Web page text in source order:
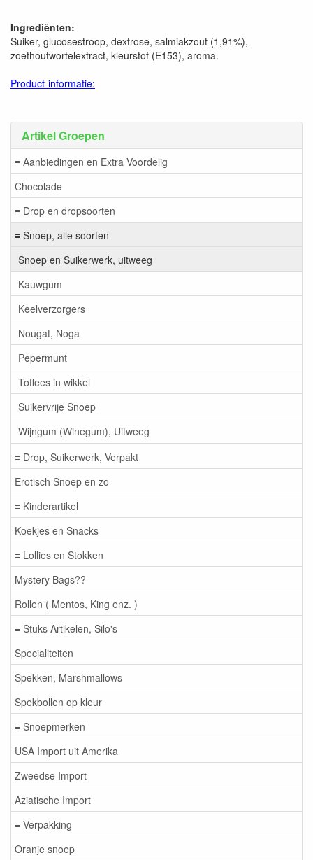
Artikel Groepen
≡ Aanbiedingen en Extra Voordelig
Chocolade
≡ Drop en dropsoorten
≡ Snoep, alle soorten
Snoep en Suikerwerk, uitweeg
Kauwgum
Keelverzorgers
Nougat, Noga
Pepermunt
Toffees in wikkel
Suikervrije Snoep
Wijngum (Winegum), Uitweeg
≡ Drop, Suikerwerk, Verpakt
Erotisch Snoep en zo
≡ Kinderartikel
Koekjes en Snacks
≡ Lollies en Stokken
Mystery Bags??
Rollen ( Mentos, King enz. )
≡ Stuks Artikelen, Silo's
Specialiteiten
Spekken, Marshmallows
Spekbollen op kleur
≡ Snoepmerken
USA Import uit Amerika
Zweedse Import
Aziatische Import
≡ Verpakking
Oranje snoep
Ingrediënten:
Suiker, glucosestroop, dextrose, salmiakzout (1,91%),
zoethoutwortelextract, kleurstof (E153), aroma.
Product-informatie: